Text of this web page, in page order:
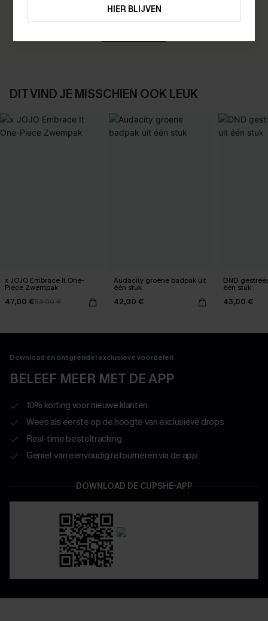
Verdien 30+ punten voor elke beoordeling die u achterlaat!
DIT VIND JE MISSCHIEN OOK LEUK
x JOJO Embrace It One-
Piece Zwempak
47,00 €53,00 €
Audacity groene badpak uit
één stuk
42,00 €
DND
één stuk
43,00 €
Download en ontgrendel exclusieve voordelen
BELEEF MEER MET DE APP
10% korting voor nieuwe klanten
Wees als eerste op de hoogte van exclusieve drops
Real-time besteltracking
Geniet van eenvoudig retourneren via de app
DOWNLOAD DE CUPSHE-APP
HIER BLIJVEN